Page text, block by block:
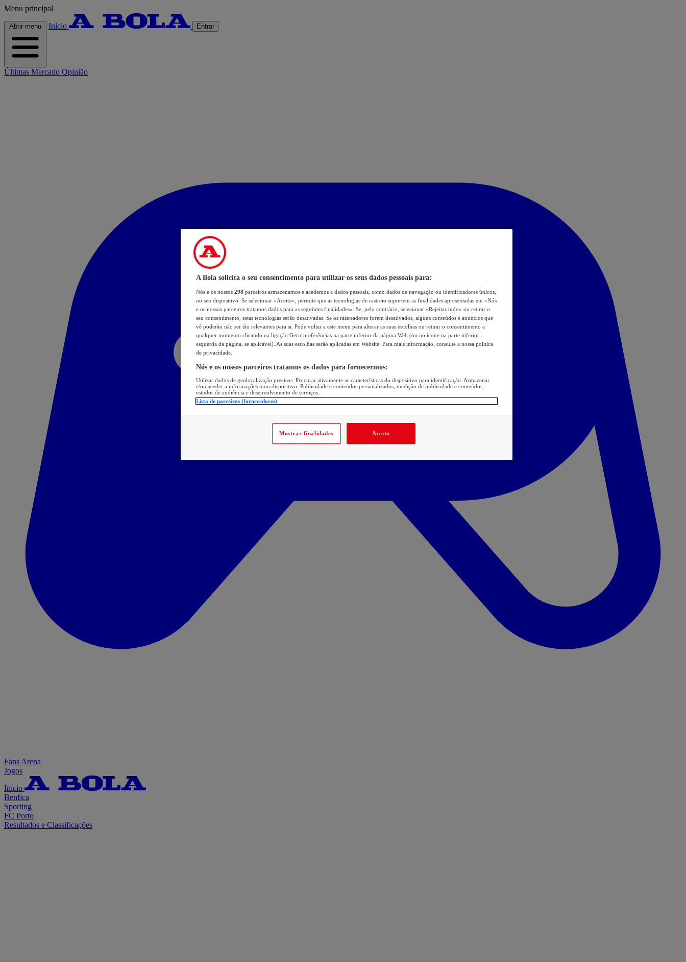
Menu principal
Abrir menu Início Entrar
Últimas Mercado Opinião
Fans Arena
Jogos
Início
Benfica
Sporting
FC Porto
Resultados e Classificações
A Bola solicita o seu consentimento para utilizar os seus dados pessoais para:
Nós e os nossos 298 parceiros armazenamos e acedemos a dados pessoais, como dados de navegação ou identificadores únicos,
no seu dispositivo. Se selecionar «Aceito», permite que as tecnologias de rastreio suportem as finalidades apresentadas em «Nós
e os nossos parceiros tratamos dados para as seguintes finalidades». Se, pelo contrário, selecionar «Rejeitar tudo» ou retirar o
seu consentimento, estas tecnologias serão desativadas. Se os rastreadores forem desativados, alguns conteúdos e anúncios que
vê poderão não ser tão relevantes para si. Pode voltar a este menu para alterar as suas escolhas ou retirar o consentimento a
qualquer momento clicando na ligação Gerir preferências na parte inferior da página Web (ou no ícone na parte inferior
esquerda da página, se aplicável). As suas escolhas serão aplicadas em Website. Para mais informação, consulte a nossa política
de privacidade.
Nós e os nossos parceiros tratamos os dados para fornecermos:
Utilizar dados de geolocalização precisos. Procurar ativamente as características do dispositivo para identificação. Armazenar
e/ou aceder a informações num dispositivo. Publicidade e conteúdos personalizados, medição de publicidade e conteúdos,
estudos de audiência e desenvolvimento de serviços.
Lista de parceiros (fornecedores)
Mostrar finalidades Aceito